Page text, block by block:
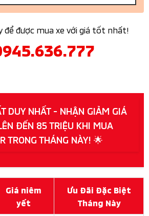
để được mua xe với giá tốt nhất!
DUY NHẤT - NHẬN GIẢM GIÁ
ĐẾN 85 TRIỆU KHI MUA
TRONG THÁNG NÀY! 🌟
Giá niêm
yết
Ưu Đãi Đặc Biệt
Tháng Này